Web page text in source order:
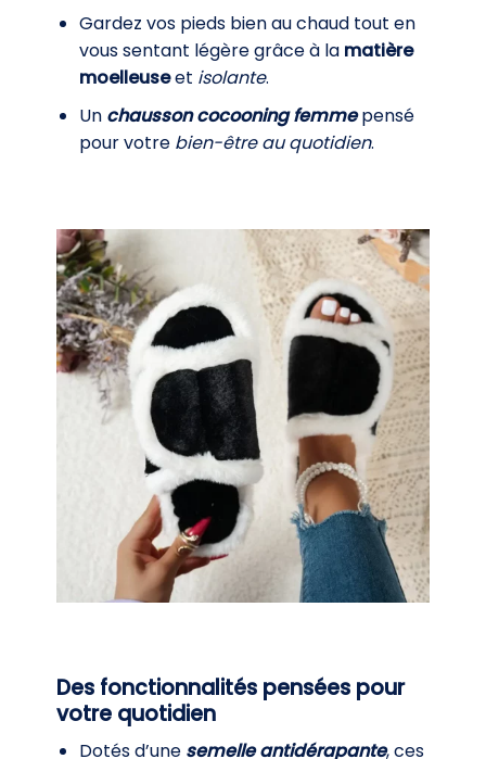
Gardez vos pieds bien au chaud tout en
vous sentant légère grâce à la matière
moelleuseet isolante.
Un chausson cocooning femmepensé
pour votre bien-être au quotidien.
Des fonctionnalités pensées pour
votre quotidien
Dotés d’une semelle antidérapante, ces